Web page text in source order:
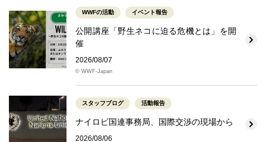
WWFの活動 イベント報告
公開講座「野生ネコに迫る危機とは」を開
催
2026/08/07
© WWF-Japan
スタッフブログ 活動報告
ナイロビ国連事務局、国際交渉の現場から
2026/08/06